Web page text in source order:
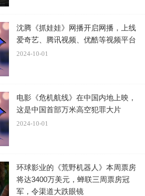
沈腾《抓娃娃》网播开启网播，上线
爱奇艺、腾讯视频、优酷等视频平台
2024-10-01
电影《危机航线》在中国内地上映，
这是中国首部万米高空犯罪大片
2024-10-01
环球影业的《荒野机器人》本周票房
将达3400万美元，蝉联三周票房冠
军，令渠道大跌眼镜